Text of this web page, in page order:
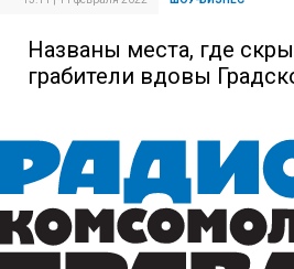
Названы места, где
грабители вдовы